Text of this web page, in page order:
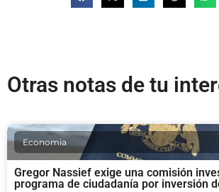
Otras notas de tu
Economia
Gregor Nassief exige una comisión
programa de ciudadanía por inversión